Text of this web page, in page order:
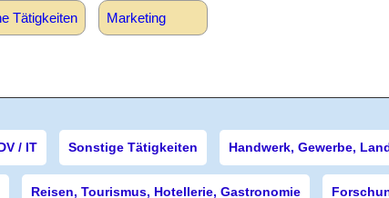
Tätigkeiten Marketing
/ IT Sonstige Tätigkeiten Handwerk, Gewerbe,
Reisen, Tourismus, Hotellerie, Gastronomie